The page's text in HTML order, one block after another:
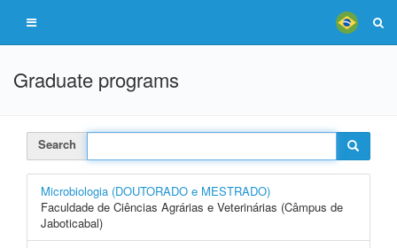
Graduate programs
Search
Microbiologia (DOUTORADO e MESTRADO)
Faculdade de Ciências Agrárias e Veterinárias (Câmpus de
Jaboticabal)